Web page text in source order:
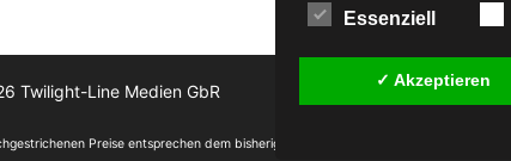
Twilight-Line Medien GbR
Preise entsprechen dem bisherigen Preis in diesem Online-Shop.
Essenziell
✓ Akzeptieren